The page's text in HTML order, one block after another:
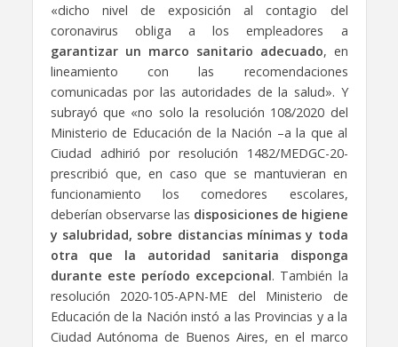
«dicho nivel de exposición al contagio del
coronavirus obliga a los empleadores a
garantizar un marco sanitario adecuado, en
lineamiento con las recomendaciones
comunicadas por las autoridades de la salud». Y
subrayó que «no solo la resolución 108/2020 del
Ministerio de Educación de la Nación –a la que al
Ciudad adhirió por resolución 1482/MEDGC-20-
prescribió que, en caso que se mantuvieran en
funcionamiento los comedores escolares,
deberían observarse las disposiciones de higiene
y salubridad, sobre distancias mínimas y toda
otra que la autoridad sanitaria disponga
durante este período excepcional. También la
resolución 2020-105-APN-ME del Ministerio de
Educación de la Nación instó a las Provincias y a la
Ciudad Autónoma de Buenos Aires, en el marco